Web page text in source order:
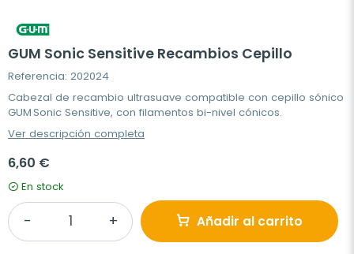
GUM Sonic Sensitive Recambios Cepillo
Referencia: 202024
Cabezal de recambio ultrasuave compatible con cepillo sónico
GUM Sonic Sensitive, con filamentos bi-nivel cónicos.
Ver descripción completa
6,60 €
En stock
Añadir al carrito